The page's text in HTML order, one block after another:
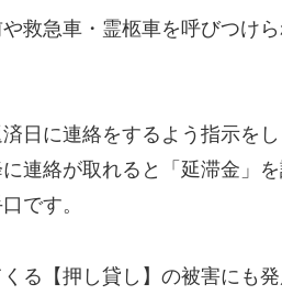
救急車・霊柩車を呼びつけら
日に連絡をするよう指示を
連絡が取れると「延滞金」
です。
る【押し貸し】の被害にも発